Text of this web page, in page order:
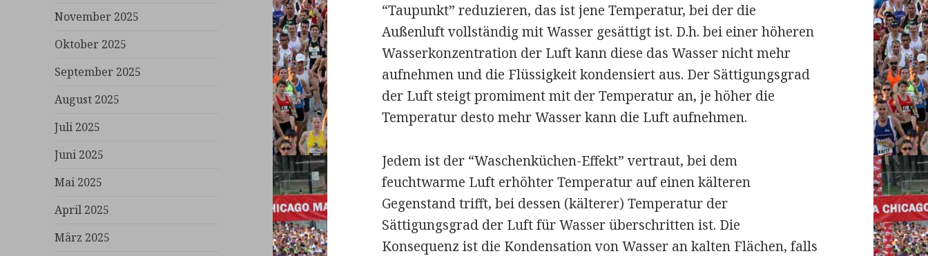
November 2025
Oktober 2025
September 2025
August 2025
Juli 2025
Juni 2025
Mai 2025
April 2025
März 2025
“Taupunkt” reduzieren, das ist jene Temperatur, bei der die
Außenluft vollständig mit Wasser gesättigt ist. D.h. bei einer höheren
Wasserkonzentration der Luft kann diese das Wasser nicht mehr
aufnehmen und die Flüssigkeit kondensiert aus. Der Sättigungsgrad
der Luft steigt promiment mit der Temperatur an, je höher die
Temperatur desto mehr Wasser kann die Luft aufnehmen.
Jedem ist der “Waschenküchen-Effekt” vertraut, bei dem
feuchtwarme Luft erhöhter Temperatur auf einen kälteren
Gegenstand trifft, bei dessen (kälterer) Temperatur der
Sättigungsgrad der Luft für Wasser überschritten ist. Die
Konsequenz ist die Kondensation von Wasser an kalten Flächen, falls